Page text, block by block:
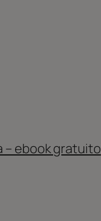
– ebook gratuito